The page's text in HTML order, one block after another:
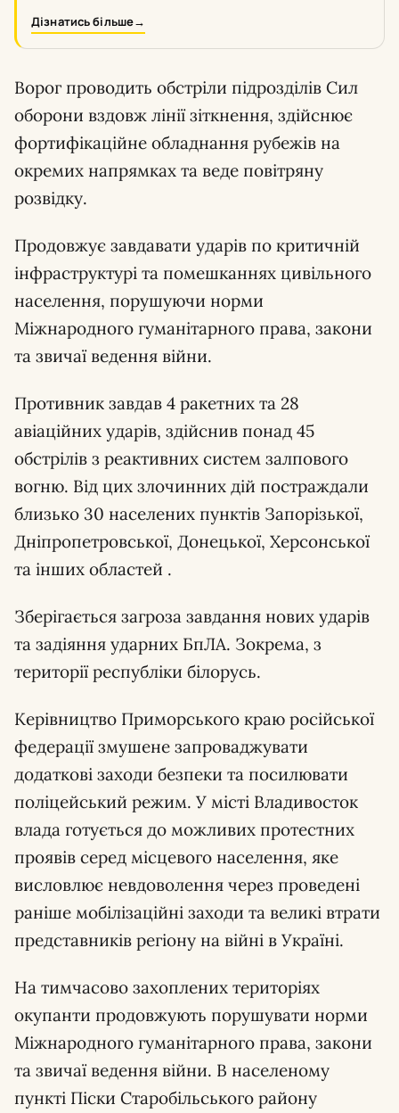
Дізнатись більше→
Ворог проводить обстріли підрозділів Сил
оборони вздовж лінії зіткнення, здійснює
фортифікаційне обладнання рубежів на
окремих напрямках та веде повітряну
розвідку.
Продовжує завдавати ударів по критичній
інфраструктурі та помешканнях цивільного
населення, порушуючи норми
Міжнародного гуманітарного права, закони
та звичаї ведення війни.
Противник завдав 4 ракетних та 28
авіаційних ударів, здійснив понад 45
обстрілів з реактивних систем залпового
вогню. Від цих злочинних дій постраждали
близько 30 населених пунктів Запорізької,
Дніпропетровської, Донецької, Херсонської
та інших областей .
Зберігається загроза завдання нових ударів
та задіяння ударних БпЛА. Зокрема, з
території республіки білорусь.
Керівництво Приморського краю російської
федерації змушене запроваджувати
додаткові заходи безпеки та посилювати
поліцейський режим. У місті Владивосток
влада готується до можливих протестних
проявів серед місцевого населення, яке
висловлює невдоволення через проведені
раніше мобілізаційні заходи та великі втрати
представників регіону на війні в Україні.
На тимчасово захоплених територіях
окупанти продовжують порушувати норми
Міжнародного гуманітарного права, закони
та звичаї ведення війни. В населеному
пункті Піски Старобільського району